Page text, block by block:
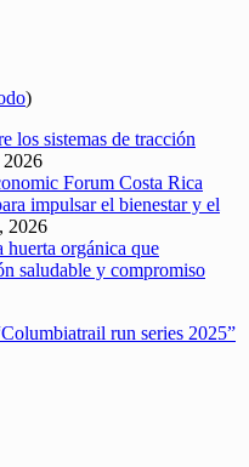
)
los sistemas de tracción
2026
Forum Costa Rica
impulsar el bienestar y el
2026
huerta orgánica que
saludable y compromiso
run series 2025”